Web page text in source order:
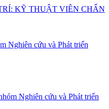
KỸ THUẬT VIÊN CHẨN
Nghiên cứu và Phát triển